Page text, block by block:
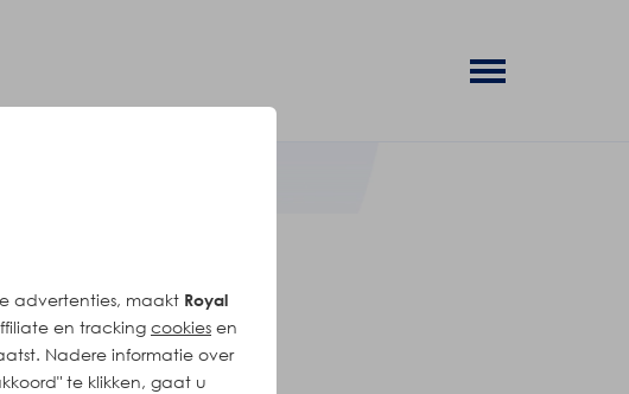
advertenties, maakt Royal
en tracking cookies en
Nadere informatie over
te klikken, gaat u